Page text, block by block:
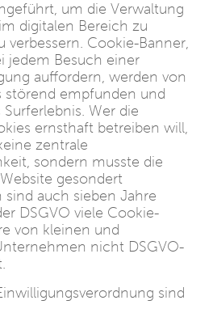
um die Verwaltung
digitalen Bereich zu
verbessern. Cookie-Banner,
jedem Besuch einer
auffordern, werden von
störend empfunden und
Wer die
ernsthaft betreiben will,
zentrale
sondern musste die
gesondert
auch sieben Jahre
DSGVO viele Cookie-
von kleinen und
nicht DSGVO-
sind